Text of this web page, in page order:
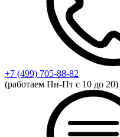
+7 (499) 705-88-82
(работаем Пн-Пт с 10 до 20)